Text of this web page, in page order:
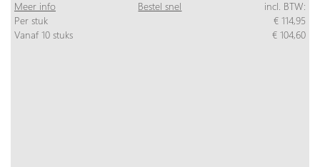
Meer info Bestel snel
incl. BTW:
Per stuk
€ 114,95
Vanaf 10 stuks
€ 104,60